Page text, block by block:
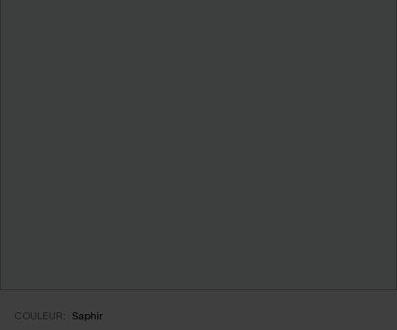
COULEUR: Saphir